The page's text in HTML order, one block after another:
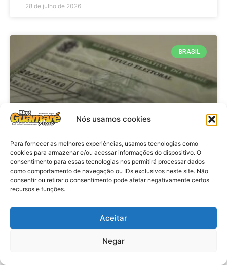
Nós usamos cookies
Para fornecer as melhores experiências, usamos tecnologias como
cookies para armazenar e/ou acessar informações do dispositivo. O
consentimento para essas tecnologias nos permitirá processar dados
como comportamento de navegação ou IDs exclusivos neste site. Não
consentir ou retirar o consentimento pode afetar negativamente certos
recursos e funções.
Aceitar
Negar
28 de julho de 2026
BRASIL
Brasil: Policia Federal investiga
753 casos de crimes eleitorais
antes das eleições